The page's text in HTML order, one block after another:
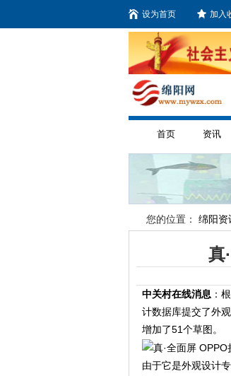
设为首页 加入
首页 资讯
您的位置： 绵阳资
真
中关村在线消息 ：
计数据库提交了外
增加了51个草图。
由于它是外观设计